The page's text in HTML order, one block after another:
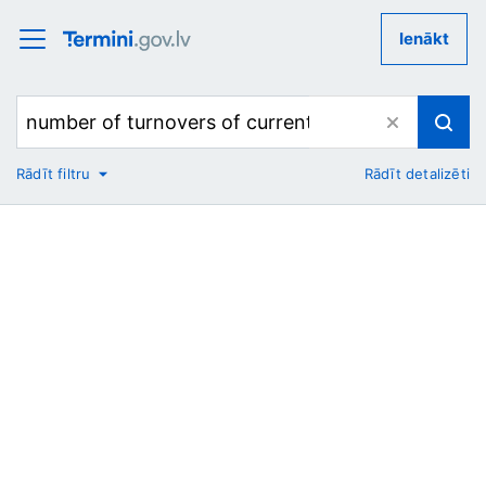
Ienākt
No
Rādīt filtru Rādīt detalizēti